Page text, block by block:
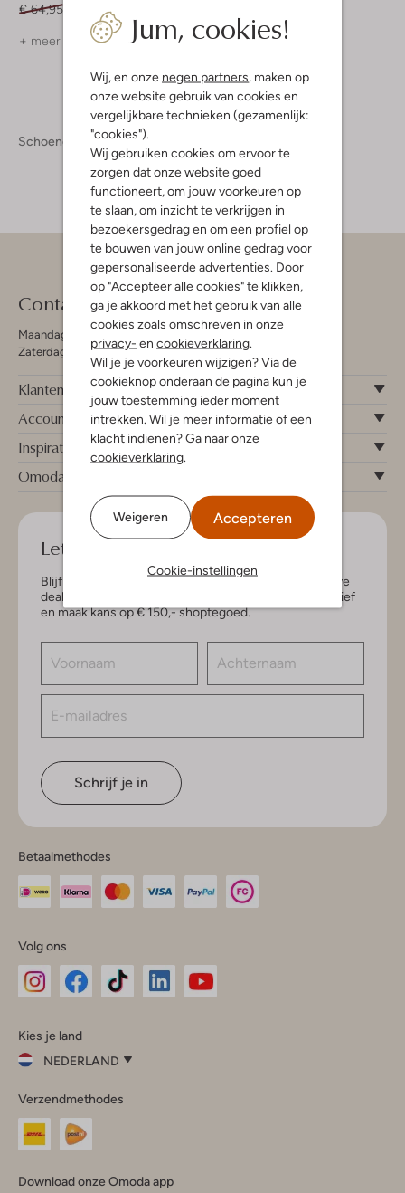
Jum, cookies!
Wij, en onze negen partners , maken op
onze website gebruik van cookies en
vergelijkbare technieken (gezamenlijk:
"cookies").
Wij gebruiken cookies om ervoor te
zorgen dat onze website goed
functioneert, om jouw voorkeuren op
te slaan, om inzicht te verkrijgen in
bezoekersgedrag en om een profiel op
te bouwen van jouw online gedrag voor
gepersonaliseerde advertenties. Door
op "Accepteer alle cookies" te klikken,
ga je akkoord met het gebruik van alle
cookies zoals omschreven in onze
privacy- en cookieverklaring
Wil je je voorkeuren wijzigen? Via de
cookieknop onderaan de pagina kun je
jouw toestemming ieder moment
intrekken. Wil je meer informatie of een
klacht indienen? Ga naar onze
cookieverklaring
Weigeren Accepteren
Cookie-instellingen
€ 64,95
€ 51,99
+ meer kleuren + meer kleuren
Schoenen Sneakers
Contact
Maandag - Vrijdag 09:00 - 19:00 uur
Zaterdag 09:00 - 17:00 uur
Klantenservice
Account
Inspiratie
Omoda
Let's keep in touch!
Blijf op de hoogte van de nieuwste items en exclusieve
deals, speciaal voor jou. Schrijf je in voor de nieuwsbrief
en maak kans op € 150,- shoptegoed.
Schrijf je in
Betaalmethodes
Volg ons
InstagramFacebook
Kies je land
NEDERLAND
je
land
Nederland
Verzendmethodes
Download onze Omoda app